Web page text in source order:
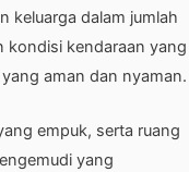
keluarga dalam jumlah
kondisi kendaraan yang
aman dan nyaman.
empuk, serta ruang
yang